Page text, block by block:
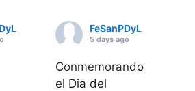
FeSanPDyL
5 days ago
Conmemorando
el Dia del